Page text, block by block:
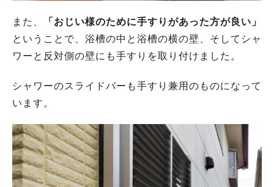
また、
「おじい様のために手すりがあった方が良い」
ということで、浴槽の中と浴槽の横の壁、そしてシャ
ワーと反対側の壁にも手すりを取り付けました。
シャワーのスライドバーも手すり兼用のものになって
います。